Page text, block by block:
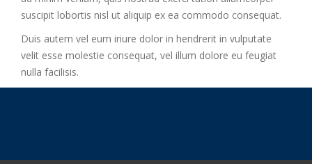
suscipit lobortis nisl ut aliquip ex ea commodo consequat.
Duis autem vel eum iriure dolor in hendrerit in vulputate
velit esse molestie consequat, vel illum dolore eu feugiat
nulla facilisis.